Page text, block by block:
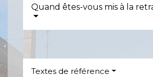
Quand êtes-vous mis à la
Textes de référence